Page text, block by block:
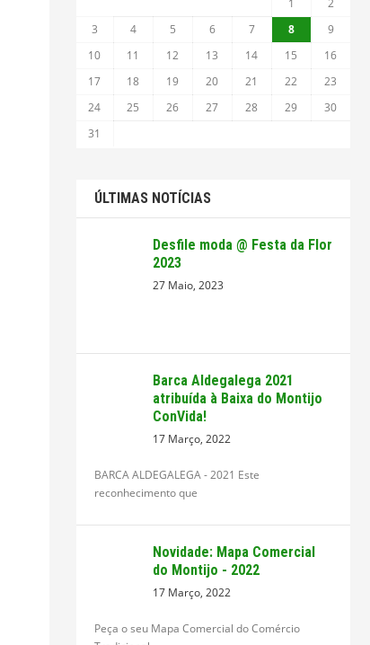
1
2
3
4 5 6 7 8
9
10
11 12 13 14 15
16
17
18 19 20 21 22
23
24
25 26 27 28 29
30
31
ÚLTIMAS NOTÍCIAS
Desfile moda @ Festa da Flor
2023
27 Maio, 2023
Barca Aldegalega 2021
atribuída à Baixa do Montijo
ConVida!
17 Março, 2022
BARCA ALDEGALEGA - 2021 Este
reconhecimento que
Novidade: Mapa Comercial
do Montijo - 2022
17 Março, 2022
Peça o seu Mapa Comercial do Comércio